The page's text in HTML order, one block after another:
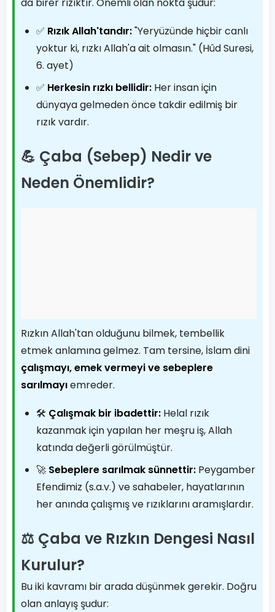
✅ Rızık Allah'tandır:"Yeryüzünde hiçbir canlı
yoktur ki, rızkı Allah'a ait olmasın." (Hûd Suresi,
6. ayet)
✅ Herkesin rızkı bellidir: Her insan için
dünyaya gelmeden önce takdir edilmiş bir
rızık vardır.
💪 Çaba (Sebep) Nedir ve
Neden Önemlidir?
Rızkın Allah'tan olduğunu bilmek, tembellik
etmek anlamına gelmez. Tam tersine, İslam dini
çalışmayı, emek vermeyi ve sebeplere
sarılmayıemreder.
🛠️ Çalışmak bir ibadettir: Helal rızık
kazanmak için yapılan her meşru iş, Allah
katında değerli görülmüştür.
🚀 Sebeplere sarılmak sünnettir: Peygamber
Efendimiz (s.a.v.) ve sahabeler, hayatlarının
her anında çalışmış ve rızıklarını aramışlardır.
⚖️ Çaba ve Rızkın Dengesi Nasıl
Kurulur?
Bu iki kavramı bir arada düşünmek gerekir. Doğru
olan anlayış şudur: